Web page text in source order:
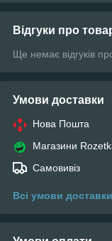
Відгуки про
Ще немає відгуків
Умови доставки
Нова Пошта
Магазини
Самовивіз
Всі умови доставки